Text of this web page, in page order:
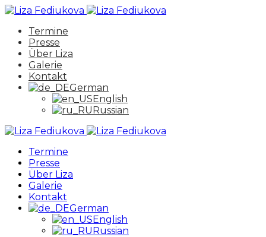
Termine
Presse
Über Liza
Galerie
Kontakt
German
English
Russian
Termine
Presse
Über Liza
Galerie
Kontakt
German
English
Russian